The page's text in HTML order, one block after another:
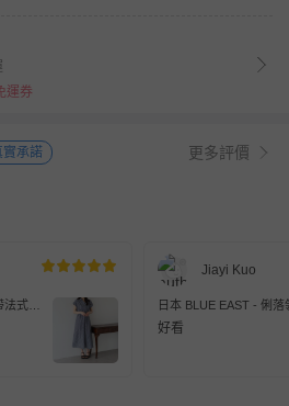
運券
實承諾 更多評價
式袖
Jiayi Kuo
日本 BLUE EAST - 俐
顯瘦洋裝-黑
好看